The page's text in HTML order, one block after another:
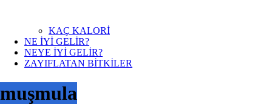
KAÇ KALORİ
NE İYİ GELİR?
NEYE İYİ GELİR?
ZAYIFLATAN BİTKİLER
muşmula